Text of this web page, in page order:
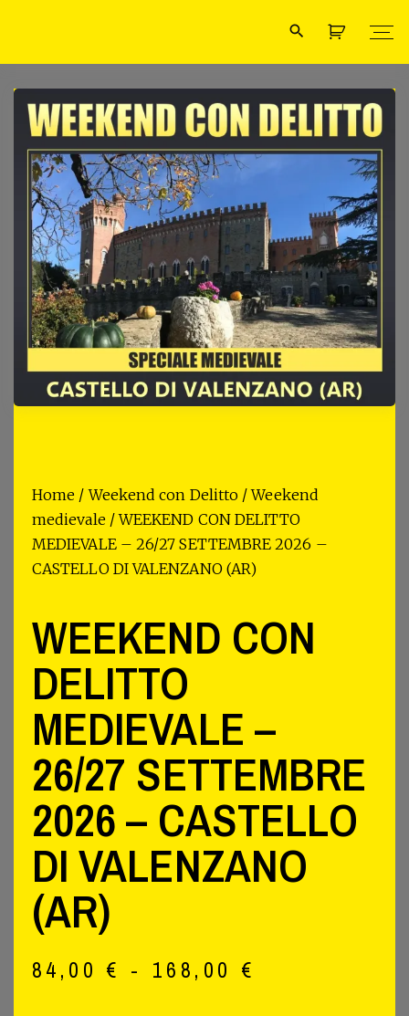
Home /Weekend con Delitto /Weekend
medievale/ WEEKEND CON DELITTO
MEDIEVALE – 26/27 SETTEMBRE 2026 –
CASTELLO DI VALENZANO (AR)
WEEKEND CON
DELITTO
MEDIEVALE –
26/27 SETTEMBRE
2026 – CASTELLO
DI VALENZANO
(AR)
84,00 € - 168,00 €